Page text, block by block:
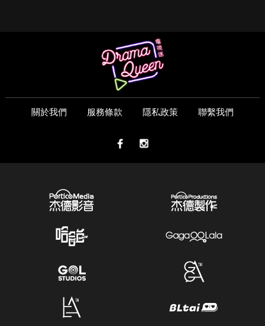
關於我們 服務條款 隱私政策 聯繫我們